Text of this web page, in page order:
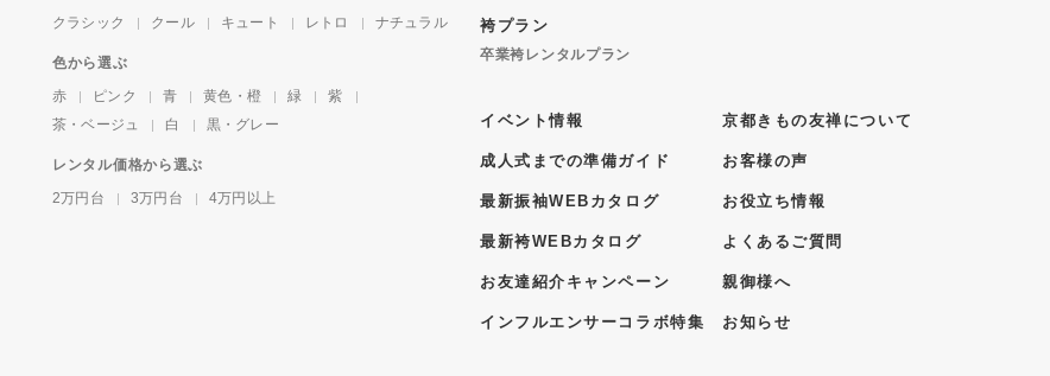
クラシック
クール キュート レトロ ナチュラル
色から選ぶ
赤
ピンク 青 黄色・橙 緑
紫
茶・ベージュ
白 黒・グレー
レンタル価格から選ぶ
2万円台
3万円台 4万円以上
袴プラン
卒業袴レンタルプラン
イベント情報
成人式までの準備ガイド
最新振袖WEBカタログ
最新袴WEBカタログ
お友達紹介キャンペーン
インフルエンサーコラボ特集
京都きもの友禅について
お客様の声
お役立ち情報
よくあるご質問
親御様へ
お知らせ